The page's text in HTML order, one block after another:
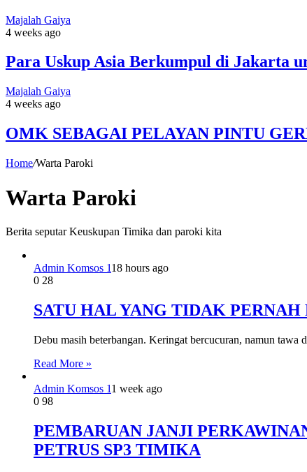
Majalah Gaiya
4 weeks ago
Para Uskup Asia Berkumpul di Jakarta
Majalah Gaiya
4 weeks ago
OMK SEBAGAI PELAYAN PINTU
Home/Warta Paroki
Warta Paroki
Berita seputar Keuskupan Timika dan paroki kita
Admin Komsos 118 hours ago
0 28
SATU HAL YANG TIDAK
Debu masih beterbangan. Keringat bercucuran, namun
Read More »
Admin Komsos 11 week ago
0 98
PEMBARUAN JANJI
PETRUS SP3 TIMIKA